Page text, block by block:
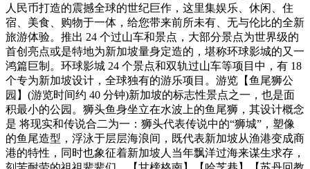
人民币打造的震撼全球的世纪巨作，这里集娱乐、休闲、住
宿、美食、购物于一体，给您带来前所未有、无与伦比的全新
旅游体验。推出 24 个过山车和景点，大部分景点为世界级的
首创亮点或是特地为新加坡量身定造的，堪称环球影城的又一
鸿篇巨制。环球影城 24 个景点和双轨过山车等项目中，有 18
个专为新加坡设计，全球独有的游乐项目。游览【鱼尾狮公
园】(游览时间约 40 分钟)新加坡的标志性景点之一，也是面
积最小的公园。狮头鱼身坐立在水波上的鱼尾狮，其设计概念
是 将现实和传说合二为一：狮头代表传说中的“狮城”，塑像
的鱼尾造型，浮泳于层层海浪间，既代表新加坡从渔港变成商
港的特性，同时也象征着新加坡人当年飘洋过海来谋生求存，